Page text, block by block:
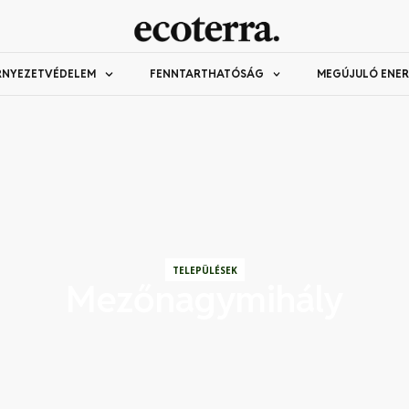
FENNTARTHATÓSÁG MEGÚJULÓ
TELEPÜLÉSEK